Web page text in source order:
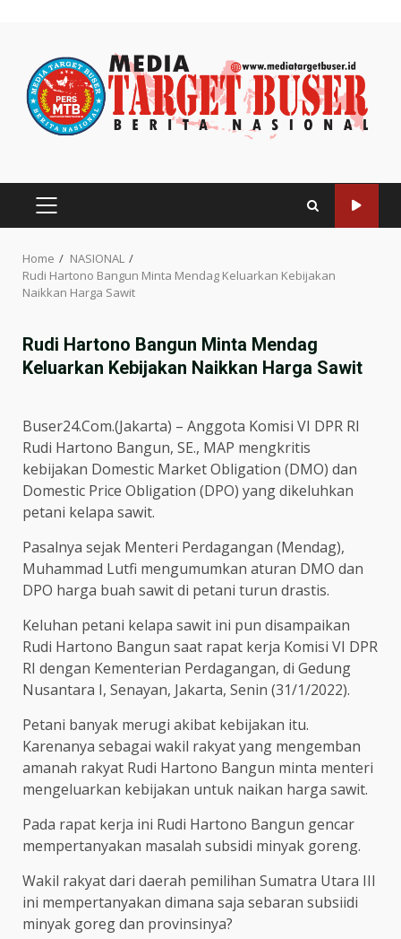
content
PRIMARY
Home
NASIONAL
Rudi Hartono Bangun Minta Mendag Keluarkan Kebijakan
Naikkan Harga Sawit
Rudi Hartono Bangun Minta Mendag
Keluarkan Kebijakan Naikkan Harga Sawit
Buser24.Com.(Jakarta) – Anggota Komisi VI DPR RI
Rudi Hartono Bangun, SE., MAP mengkritis
kebijakan Domestic Market Obligation (DMO) dan
Domestic Price Obligation (DPO) yang dikeluhkan
petani kelapa sawit.
Pasalnya sejak Menteri Perdagangan (Mendag),
Muhammad Lutfi mengumumkan aturan DMO dan
DPO harga buah sawit di petani turun drastis.
Keluhan petani kelapa sawit ini pun disampaikan
Rudi Hartono Bangun saat rapat kerja Komisi VI DPR
RI dengan Kementerian Perdagangan, di Gedung
Nusantara I, Senayan, Jakarta, Senin (31/1/2022).
Petani banyak merugi akibat kebijakan itu.
Karenanya sebagai wakil rakyat yang mengemban
amanah rakyat Rudi Hartono Bangun minta menteri
mengeluarkan kebijakan untuk naikan harga sawit.
Pada rapat kerja ini Rudi Hartono Bangun gencar
mempertanyakan masalah subsidi minyak goreng.
Wakil rakyat dari daerah pemilihan Sumatra Utara III
ini mempertanyakan dimana saja sebaran subsiidi
minyak goreg dan provinsinya?